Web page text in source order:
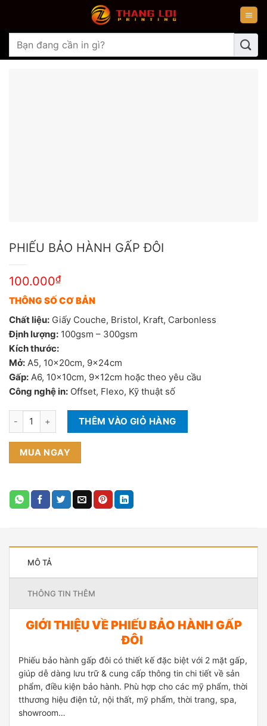
nội
dung
Tìm
kiếm:
PHIẾU BẢO HÀNH GẤP ĐÔI
100.000₫
THÔNG SỐ CƠ BẢN
Chất liệu: Giấy Couche, Bristol, Kraft, Carbonless
Định lượng: 100gsm – 300gsm
Kích thước:
Mở: A5, 10x20cm, 9x24cm
Gấp: A6, 10x10cm, 9x12cm hoặc theo yêu cầu
Công nghệ in: Offset, Flexo, Kỹ thuật số
PHIẾU BẢO HÀNH GẤP ĐÔI số lượng
THÊM VÀO GIỎ HÀNG
MUA NGAY
MÔ TẢ
THÔNG TIN THÊM
GIỚI THIỆU VỀ PHIẾU BẢO HÀNH GẤP
ĐÔI
Phiếu bảo hành gấp đôi có thiết kế đặc biệt với 2 mặt gấp,
giúp dễ dàng lưu trữ & cung cấp thông tin chi tiết về sản
phẩm, điều kiện bảo hành. Phù hợp cho các mỹ phẩm, thời
tthương hiệu điện tử, nội thất, mỹ phẩm, thời trang, spa,
showroom…